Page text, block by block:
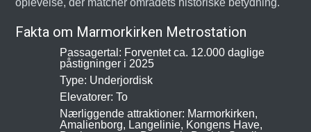
oplevelse, der matcher områdets historiske betydning.
Fakta om Marmorkirken Metrostation
Passagertal: Forventet ca. 12.000 daglige
påstigninger i 2025
Type: Underjordisk
Elevatorer: To
Nærliggende attraktioner: Marmorkirken,
Amalienborg, Langelinie, Kongens Have,